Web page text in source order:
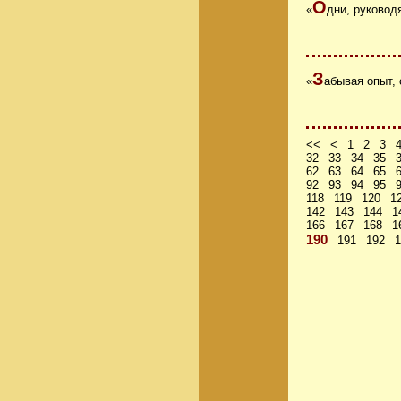
«Одни,
«Забывая опыт,
<< < 1 2 3 4
32
33 34 35
62
63 64 65
92
93 94 95
118
119 120
142
143 144
166
167 168
190 191 192